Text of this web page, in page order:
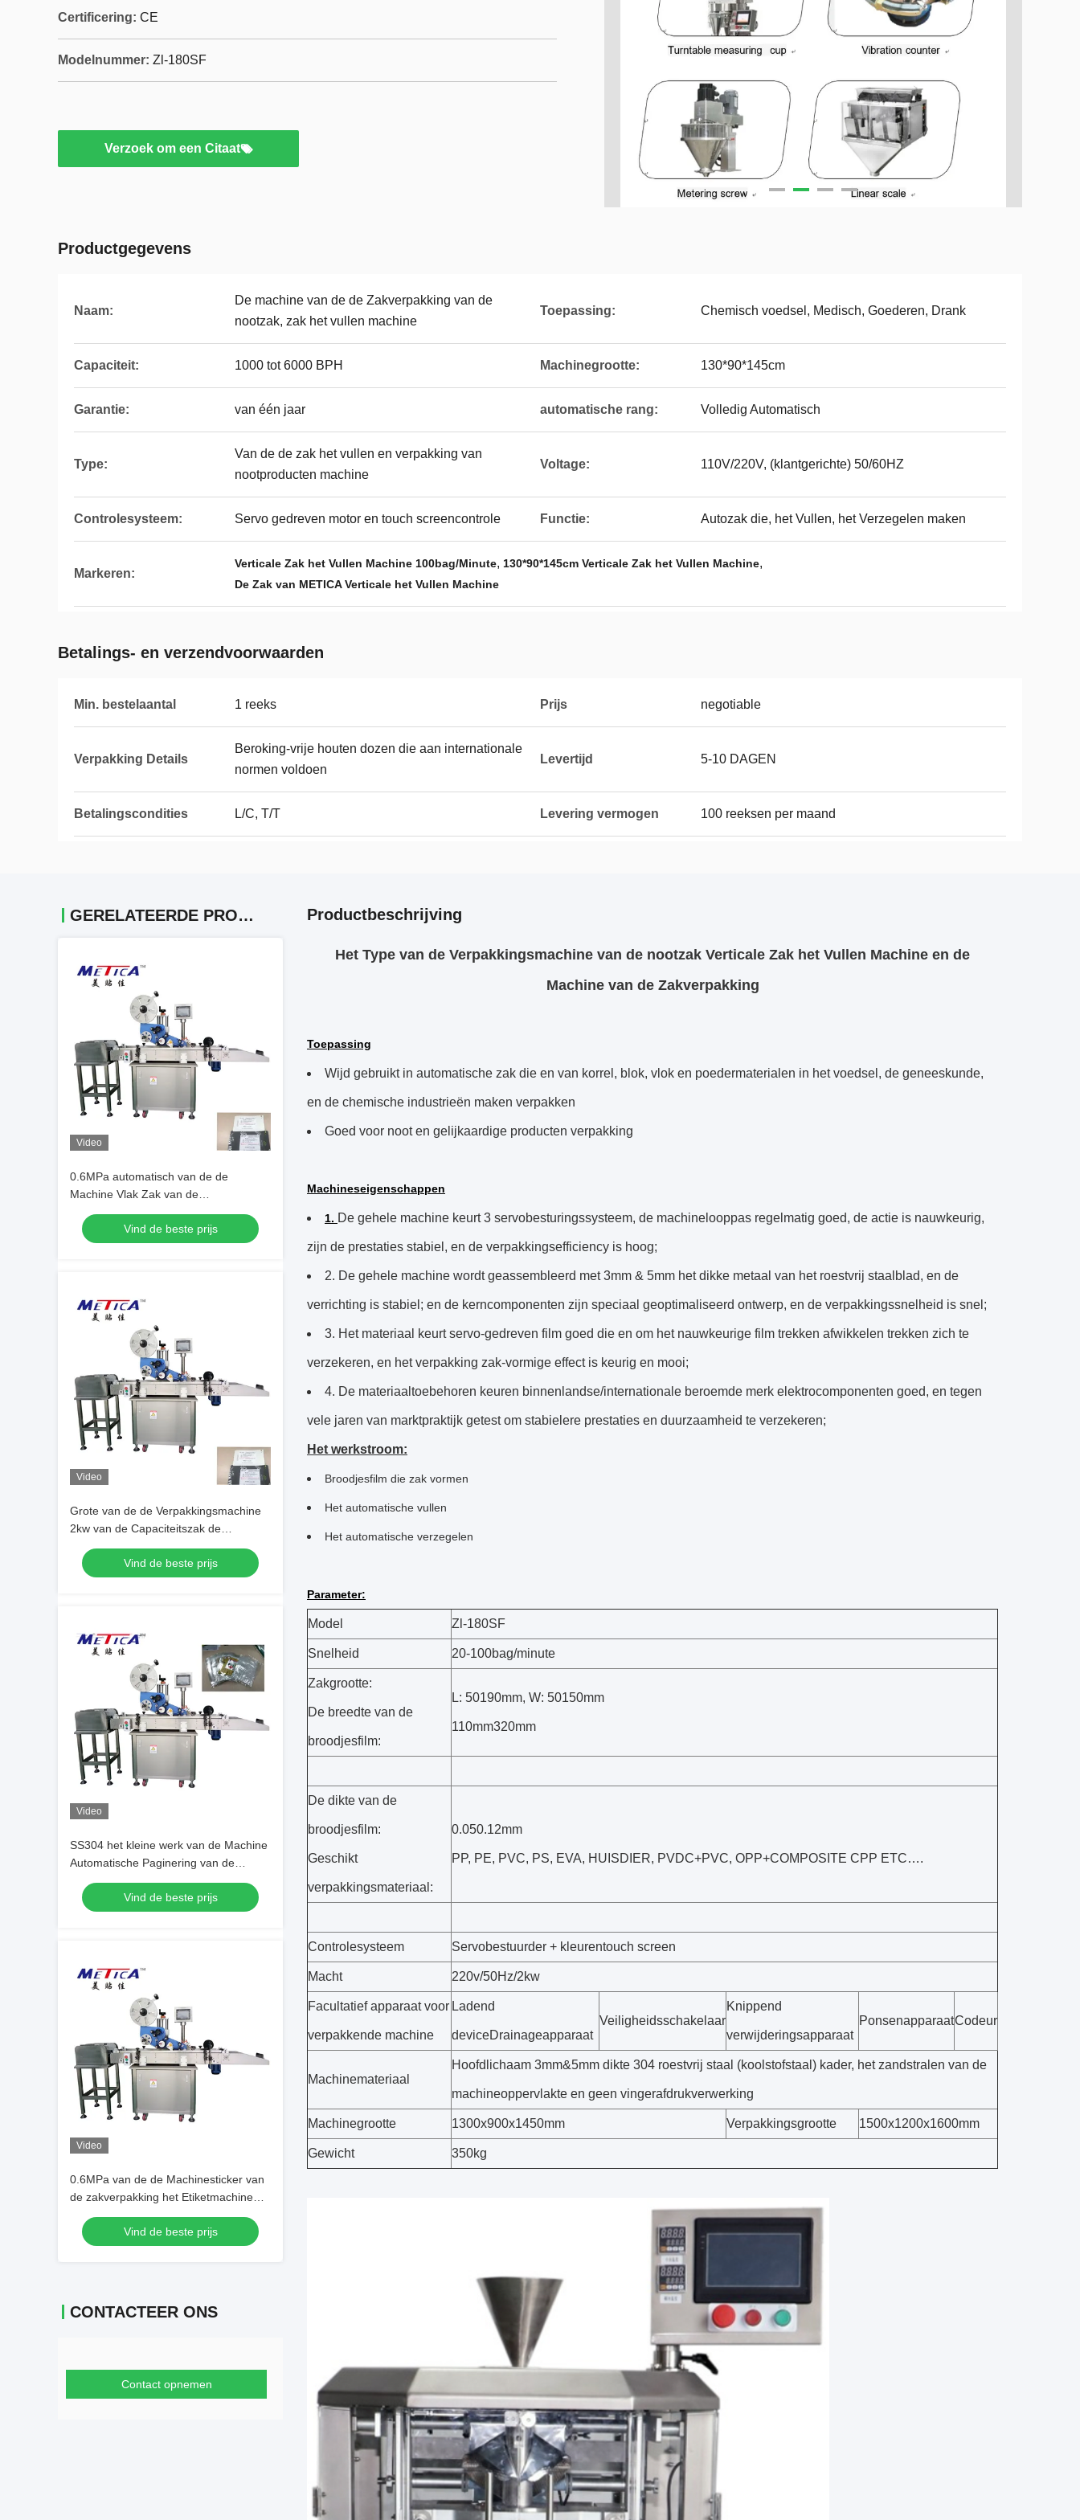
Certificering: CE
Modelnummer: Zl-180SF
Verzoek om een Citaat
Productgegevens
Naam:
De machine van de de Zakverpakking van de
nootzak, zak het vullen machine
Toepassing: Chemisch voedsel, Medisch, Goederen, Drank
Capaciteit: 1000 tot 6000 BPH Machinegrootte: 130*90*145cm
Garantie: van één jaar automatische rang: Volledig Automatisch
Type:
Van de de zak het vullen en verpakking van
nootproducten machine
Voltage: 110V/220V, (klantgerichte) 50/60HZ
Controlesysteem: Servo gedreven motor en touch screencontrole Functie: Autozak die, het Vullen, het Verzegelen maken
Markeren:
Verticale Zak het Vullen Machine 100bag/Minute, 130*90*145cm Verticale Zak het Vullen Machine,
De Zak van METICA Verticale het Vullen Machine
Betalings- en verzendvoorwaarden
Min. bestelaantal 1 reeks Prijs negotiable
Verpakking Details
Beroking-vrije houten dozen die aan internationale
normen voldoen
Levertijd 5-10 DAGEN
Betalingscondities L/C, T/T Levering vermogen 100 reeksen per maand
GERELATEERDE PRODUCTEN
Video
0.6MPa automatisch van de de
Machine Vlak Zak van de
Zakverpakking het Etiketinstrument
Vind de beste prijs
Video
Grote van de de Verpakkingsmachine
2kw van de Capaciteitszak de
Zaksticker Etikettering
Vind de beste prijs
Video
SS304 het kleine werk van de Machine
Automatische Paginering van de
Zakverpakking onafhankelijk
Vind de beste prijs
Video
0.6MPa van de de Machinesticker van
de zakverpakking het Etiketmachine
Hoge Intellectualization
Vind de beste prijs
CONTACTEER ONS
Contact opnemen
Productbeschrijving
Het Type van de Verpakkingsmachine van de nootzak Verticale Zak het Vullen Machine en de
Machine van de Zakverpakking
Toepassing
Wijd gebruikt in automatische zak die en van korrel, blok, vlok en poedermaterialen in het voedsel, de geneeskunde,
en de chemische industrieën maken verpakken
Goed voor noot en gelijkaardige producten verpakking
Machineseigenschappen
1. De gehele machine keurt 3 servobesturingssysteem, de machinelooppas regelmatig goed, de actie is nauwkeurig,
zijn de prestaties stabiel, en de verpakkingsefficiency is hoog;
2. De gehele machine wordt geassembleerd met 3mm & 5mm het dikke metaal van het roestvrij staalblad, en de
verrichting is stabiel; en de kerncomponenten zijn speciaal geoptimaliseerd ontwerp, en de verpakkingssnelheid is snel;
3. Het materiaal keurt servo-gedreven film goed die en om het nauwkeurige film trekken afwikkelen trekken zich te
verzekeren, en het verpakking zak-vormige effect is keurig en mooi;
4. De materiaaltoebehoren keuren binnenlandse/internationale beroemde merk elektrocomponenten goed, en tegen
vele jaren van marktpraktijk getest om stabielere prestaties en duurzaamheid te verzekeren;
Het werkstroom:
Broodjesfilm die zak vormen
Het automatische vullen
Het automatische verzegelen
Parameter:
Model Zl-180SF
Snelheid 20-100bag/minute
Zakgrootte:
De breedte van de
broodjesfilm:
L: 50190mm, W: 50150mm
110mm320mm
De dikte van de
broodjesfilm:
Geschikt
verpakkingsmateriaal:
0.050.12mm
PP, PE, PVC, PS, EVA, HUISDIER, PVDC+PVC, OPP+COMPOSITE CPP ETC….
Controlesysteem Servobestuurder + kleurentouch screen
Macht 220v/50Hz/2kw
Facultatief apparaat voor
verpakkende machine
Ladend
deviceDrainageapparaat
Veiligheidsschakelaar
Knippend
verwijderingsapparaat
PonsenapparaatCodeur
Machinemateriaal
Hoofdlichaam 3mm&5mm dikte 304 roestvrij staal (koolstofstaal) kader, het zandstralen van de
machineoppervlakte en geen vingerafdrukverwerking
Machinegrootte 1300x900x1450mm Verpakkingsgrootte 1500x1200x1600mm
Gewicht 350kg